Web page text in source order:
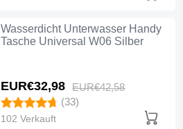
Wasserdicht Unterwasser Handy
Tasche Universal W06 Silber
EUR€32,98 EUR€42,58
(33)
102 Verkauft